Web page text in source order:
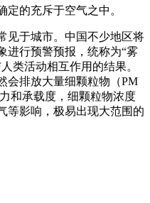
的充斥于空气之中。
见于城市。中国不少地区将
进行预警预报，统称为“雾
类活动相互作用的结果。
会排放大量细颗粒物（PM
和承载度，细颗粒物浓度
等影响，极易出现大范围的